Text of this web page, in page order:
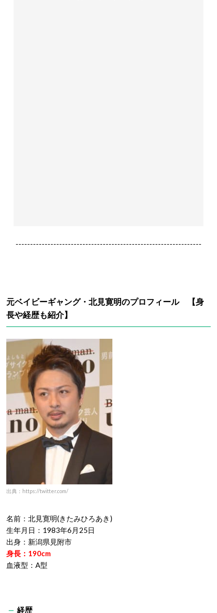
----------------------------------------------------------------
元ベイビーギャング・北見寛明のプロフィール 【身
長や経歴も紹介】
出典：https://twitter.com/
名前：北見寛明(きたみひろあき )
生年月日： 1983年6 月 25日
出身：新潟県見附市
身長： 190cm
血液型： A型
経歴